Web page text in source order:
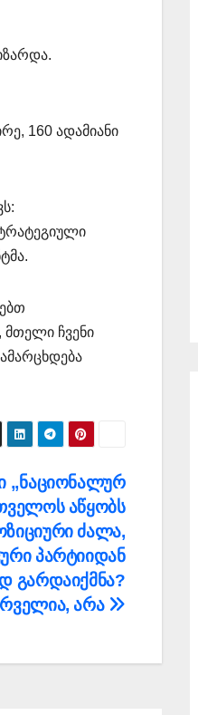
160 ადამიანი
მთელი ჩვენი
„ნაციონალურ
აწყობს
ძალა,
პარტიიდან
გარდაიქმნა?
არა